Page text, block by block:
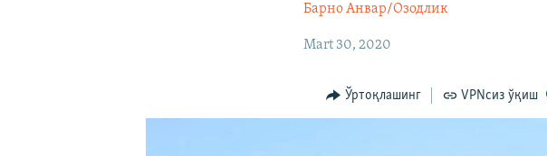
Барно Анвар/Озодлик
Mart 30, 2020
Ўртоқлашинг VPNсиз ўқиш